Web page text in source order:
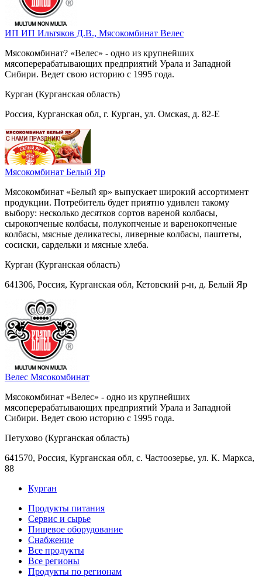
ИП ИП Ильтяков Д.В., Мясокомбинат Велес
Мясокомбинат? «Велес» - одно из крупнейших
мясоперерабатывающих предприятий Урала и Западной
Сибири. Ведет свою историю с 1995 года.
Курган (Курганская область)
Россия, Курганская обл, г. Курган, ул. Омская, д. 82-Е
Мясокомбинат Белый Яр
Мясокомбинат «Белый яр» выпускает широкий ассортимент
продукции. Потребитель будет приятно удивлен такому
выбору: несколько десятков сортов вареной колбасы,
сырокопченые колбасы, полукопченые и варенокопченые
колбасы, мясные деликатесы, ливерные колбасы, паштеты,
сосиски, сардельки и мясные хлеба.
Курган (Курганская область)
641306, Россия, Курганская обл, Кетовский р-н, д. Белый Яр
Велес Мясокомбинат
Мясокомбинат «Велес» - одно из крупнейших
мясоперерабатывающих предприятий Урала и Западной
Сибири. Ведет свою историю с 1995 года.
Петухово (Курганская область)
641570, Россия, Курганская обл, с. Частоозерье, ул. К. Маркса,
88
Курган
Продукты питания
Сервис и сырье
Пищевое оборудование
Снабжение
Все продукты
Все регионы
Продукты по регионам